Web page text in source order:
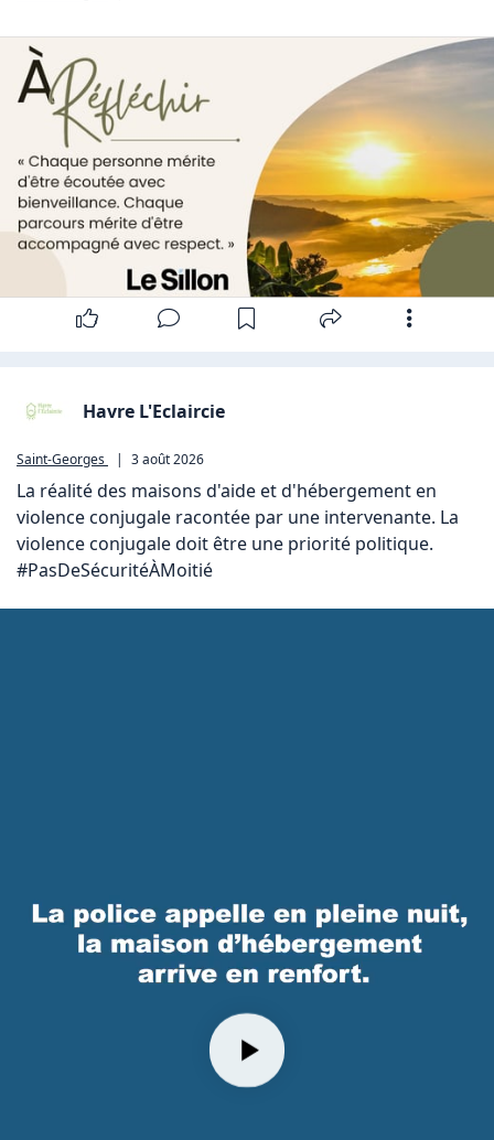
Havre L'Eclaircie
Saint-Georges | 3 août 2026
La réalité des maisons d'aide et d'hébergement en
violence conjugale racontée par une intervenante. La
violence conjugale doit être une priorité politique.
#PasDeSécuritéÀMoitié